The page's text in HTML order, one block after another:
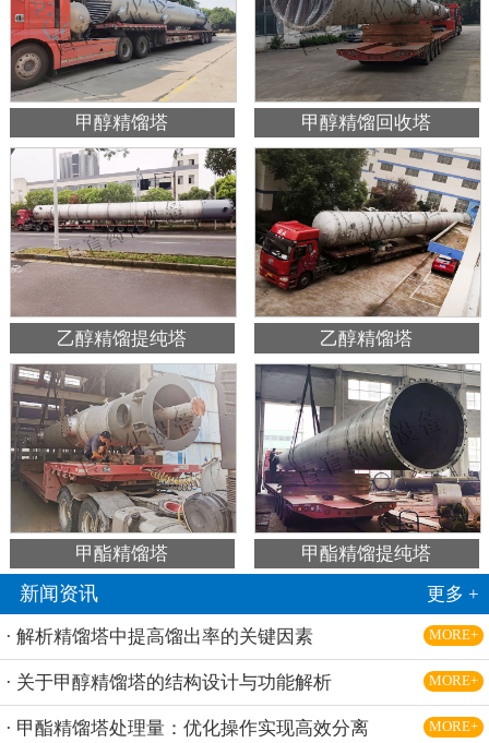
甲醇精馏塔 甲醇精馏回收塔
乙醇精馏提纯塔 乙醇精馏塔
甲酯精馏塔 甲酯精馏提纯塔
新闻资讯 更多 +
· 解析精馏塔中提高馏出率的关键因素 MORE+
· 关于甲醇精馏塔的结构设计与功能解析 MORE+
· 甲酯精馏塔处理量：优化操作实现高效分离 MORE+